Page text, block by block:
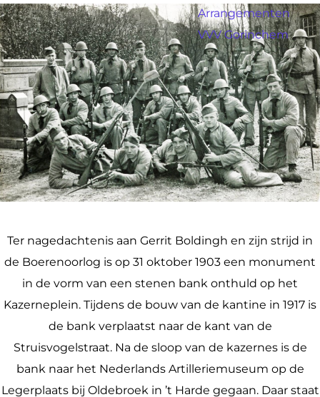
g
e
Arrangementen
VVV Gorinchem
Ter nagedachtenis aan Gerrit Boldingh en zijn strijd in
de Boerenoorlog is op 31 oktober 1903 een monument
in de vorm van een stenen bank onthuld op het
Kazerneplein. Tijdens de bouw van de kantine in 1917 is
de bank verplaatst naar de kant van de
Struisvogelstraat. Na de sloop van de kazernes is de
bank naar het Nederlands Artilleriemuseum op de
Legerplaats bij Oldebroek in ’t Harde gegaan. Daar staat